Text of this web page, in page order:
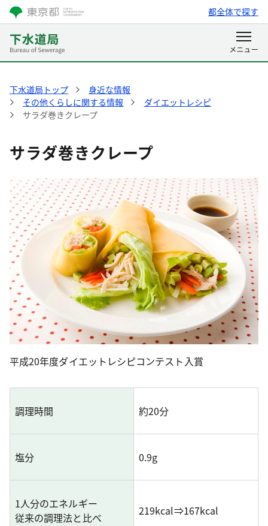
都全体で探す
下水道局トップ
身近な情報
その他くらしに関する情報
ダイエットレシピ
サラダ巻きクレープ
サラダ巻きクレープ
平成20年度ダイエットレシピコンテスト入賞
調理時間 約20分
塩分 0.9g
1人分のエネルギー
従来の調理法と比べ
219kcal⇒167kcal